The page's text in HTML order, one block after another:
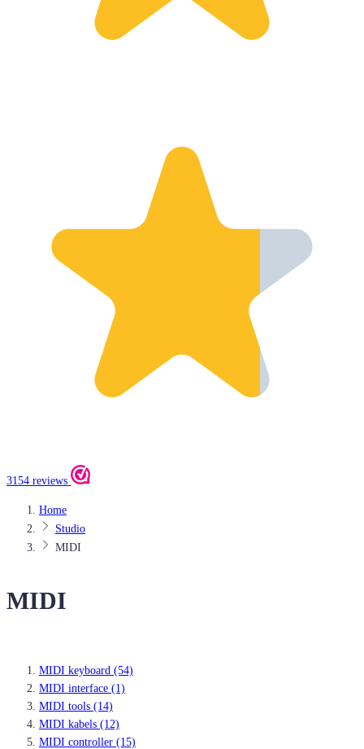
3154 reviews
Home
Studio
MIDI
MIDI
MIDI keyboard (54)
MIDI interface (1)
MIDI tools (14)
MIDI kabels (12)
MIDI controller (15)